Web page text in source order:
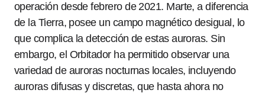
operación desde febrero de 2021. Marte, a diferencia
de la Tierra, posee un campo magnético desigual, lo
que complica la detección de estas auroras. Sin
embargo, el Orbitador ha permitido observar una
variedad de auroras nocturnas locales, incluyendo
auroras difusas y discretas, que hasta ahora no